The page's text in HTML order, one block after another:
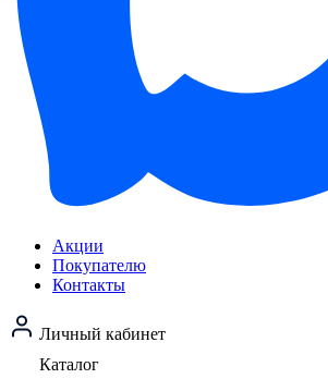
Акции
Покупателю
Контакты
Личный кабинет
Каталог